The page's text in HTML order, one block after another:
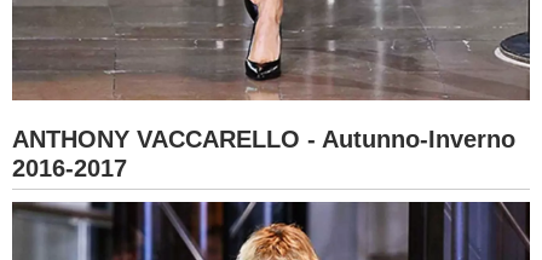
ANTHONY VACCARELLO - Autunno-Inverno
2016-2017